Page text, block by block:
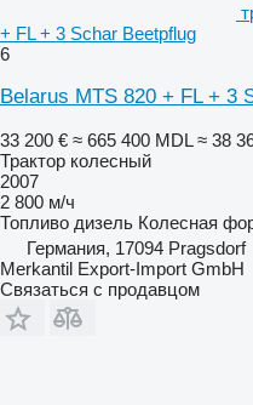
+ FL + 3 Schar Beetpflug
6
Belarus MTS 820 + FL + 3
33 200 € ≈ 665 400 MDL ≈ 38
Трактор колесный
2007
2 800 м/ч
Топливо дизель Колесная
Германия, 17094 Pragsdorf
Merkantil Export-Import GmbH
Связаться с продавцом